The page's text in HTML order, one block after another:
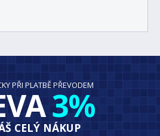
PŘI PLATBĚ PŘEVODEM
3%
CELÝ NÁKUP